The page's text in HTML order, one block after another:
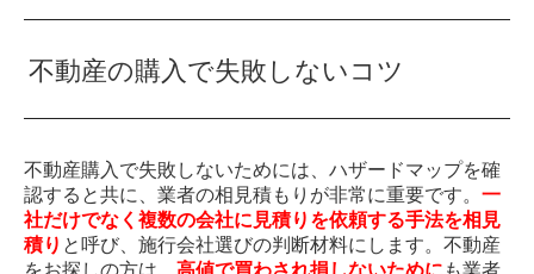
不動産の購入で失敗しないコツ
不動産購入で失敗しないためには、ハザードマップを確
認すると共に、業者の相見積もりが非常に重要です。 一
社だけでなく複数の会社に見積りを依頼する手法を相見
積り と呼び、施行会社選びの判断材料にします。不動産
をお探しの方は、 高値で買わされ損しないために も業者